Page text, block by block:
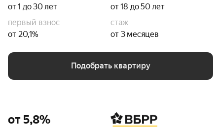
от 1 до 30 лет
от 18 до 50 лет
первый взнос
от 20,1%
стаж
от 3 месяцев
Подобрать квартиру
от 5,8%